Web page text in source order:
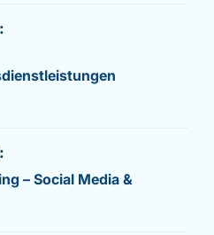
– Social Media &